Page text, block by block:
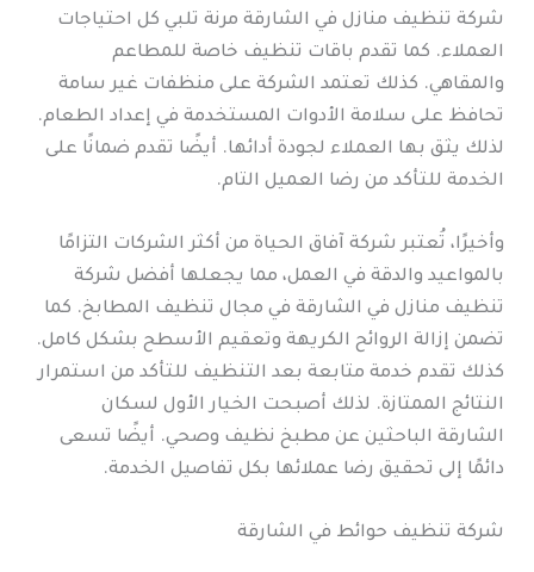
شركة تنظيف منازل في الشارقة مرنة تلبي كل احتياجات
العملاء. كما تقدم باقات تنظيف خاصة للمطاعم
والمقاهي. كذلك تعتمد الشركة على منظفات غير سامة
تحافظ على سلامة الأدوات المستخدمة في إعداد الطعام.
لذلك يثق بها العملاء لجودة أدائها. أيضًا تقدم ضمانًا على
الخدمة للتأكد من رضا العميل التام.
وأخيرًا، تُعتبر شركة آفاق الحياة من أكثر الشركات التزامًا
بالمواعيد والدقة في العمل، مما يجعلها أفضل شركة
تنظيف منازل في الشارقة في مجال تنظيف المطابخ. كما
تضمن إزالة الروائح الكريهة وتعقيم الأسطح بشكل كامل.
كذلك تقدم خدمة متابعة بعد التنظيف للتأكد من استمرار
النتائج الممتازة. لذلك أصبحت الخيار الأول لسكان
الشارقة الباحثين عن مطبخ نظيف وصحي. أيضًا تسعى
دائمًا إلى تحقيق رضا عملائها بكل تفاصيل الخدمة.
شركة تنظيف حوائط في الشارقة